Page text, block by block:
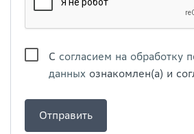
С согласием на обработку
данных ознакомлен(а) и